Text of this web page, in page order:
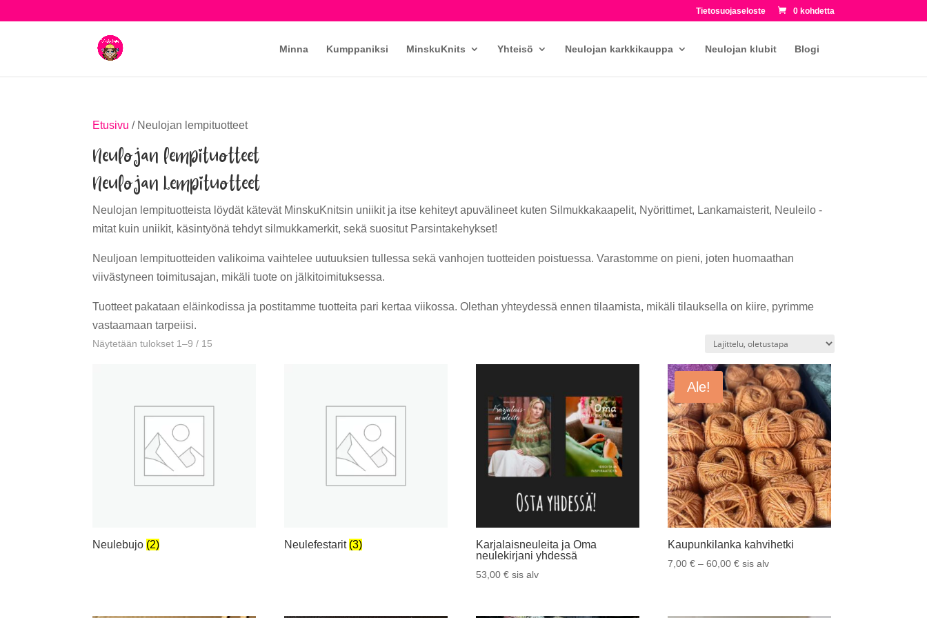
Tietosuojaseloste 0 kohdetta
Minna Kumppaniksi MinskuKnits Yhteisö Neulojan karkkikauppa Neulojan klubit Blogi
Etusivu / Neulojan lempituotteet
Neulojan lempituotteet
Neulojan Lempituotteet
Neulojan lempituotteista löydät kätevät MinskuKnitsin uniikit ja itse kehiteyt apuvälineet kuten Silmukkakaapelit, Nyörittimet, Lankamaisterit, Neuleilo -
mitat kuin uniikit, käsintyönä tehdyt silmukkamerkit, sekä suositut Parsintakehykset!
Neuljoan lempituotteiden valikoima vaihtelee uutuuksien tullessa sekä vanhojen tuotteiden poistuessa. Varastomme on pieni, joten huomaathan
viivästyneen toimitusajan, mikäli tuote on jälkitoimituksessa.
Tuotteet pakataan eläinkodissa ja postitamme tuotteita pari kertaa viikossa. Olethan yhteydessä ennen tilaamista, mikäli tilauksella on kiire, pyrimme
vastaamaan tarpeiisi.
Näytetään tulokset 1–9 / 15
Neulebujo (2) Neulefestarit (3)
Karjalaisneuleita ja Oma
neulekirjani yhdessä
53,00€ sis alv
Ale!
Kaupunkilanka kahvihetki
7,00€ – 60,00€Hintaluokka:
sis alv